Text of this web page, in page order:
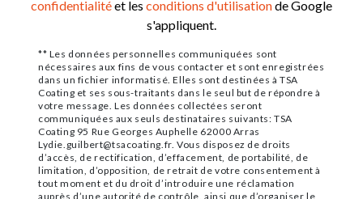
confidentialitéet les conditions d'utilisationde Google
s'appliquent.
** Les données personnelles communiquées sont
nécessaires aux fins de vous contacter et sont enregistrées
dans un fichier informatisé. Elles sont destinées à TSA
Coating et ses sous-traitants dans le seul but de répondre à
votre message. Les données collectées seront
communiquées aux seuls destinataires suivants: TSA
Coating 95 Rue Georges Auphelle 62000 Arras
Lydie.guilbert@tsacoating.fr. Vous disposez de droits
d’accès, de rectification, d’effacement, de portabilité, de
limitation, d’opposition, de retrait de votre consentement à
tout moment et du droit d’introduire une réclamation
auprès d’une autorité de contrôle, ainsi que d’organiser le